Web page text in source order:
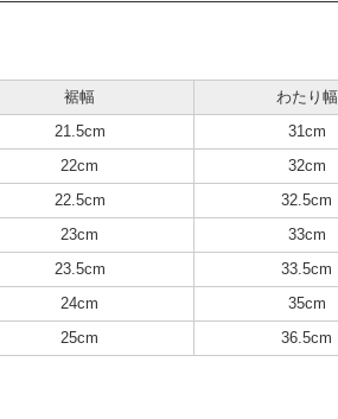
裾幅 わたり幅
21.5cm 31cm
22cm 32cm
22.5cm 32.5cm
23cm 33cm
23.5cm 33.5cm
24cm 35cm
25cm 36.5cm